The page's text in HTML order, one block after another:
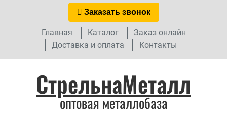
Заказать звонок
Главная Каталог
Заказ онлайн
Доставка и оплата
Контакты
СтрельнаМеталл
оптовая металлобаза